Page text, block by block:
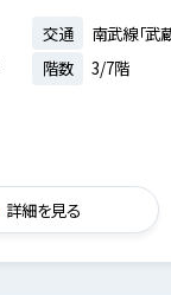
交通
南武線「武
階数 3/7階
詳細を見る